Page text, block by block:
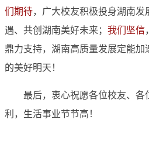
们期待，广大校友积极投身湖南
遇、共创湖南美好未来； 我们坚信
鼎力支持，湖南高质量发展定能加
的美好明天！
最后，衷心祝愿各位校友、各
利，生活事业节节高！